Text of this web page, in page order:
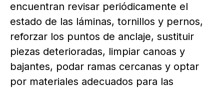
encuentran revisar periódicamente el
estado de las láminas, tornillos y pernos,
reforzar los puntos de anclaje, sustituir
piezas deterioradas, limpiar canoas y
bajantes, podar ramas cercanas y optar
por materiales adecuados para las